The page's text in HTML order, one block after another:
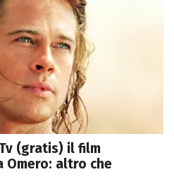
(gratis) il film
altro che